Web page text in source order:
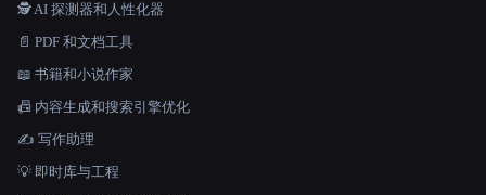
🕵️ AI 探测器和人性化器
📄 PDF 和文档工具
📖 书籍和小说作家
📠 内容生成和搜索引擎优化
✍️ 写作助理
💡 即时库与工程